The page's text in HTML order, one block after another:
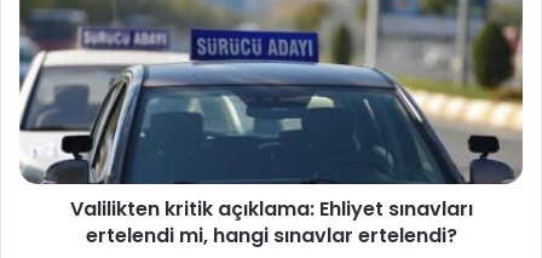
Valilikten kritik açıklama: Ehliyet sınavları
ertelendi mi, hangi sınavlar ertelendi?